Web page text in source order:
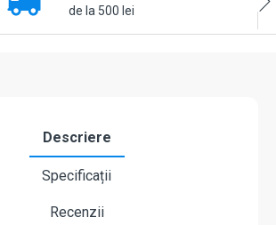
de la 500 lei
Descriere
Specificații
Recenzii